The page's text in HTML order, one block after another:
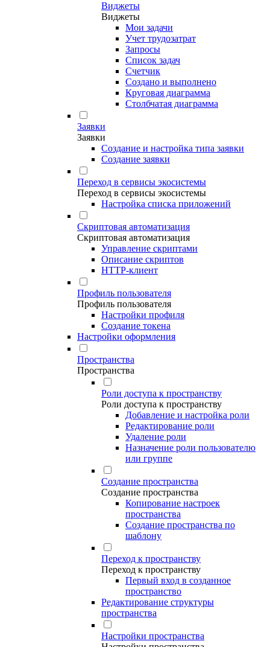
Виджеты
Виджеты
Мои задачи
Учет трудозатрат
Запросы
Список задач
Счетчик
Создано и выполнено
Круговая диаграмма
Столбчатая диаграмма
Заявки
Заявки
Создание и настройка типа заявки
Создание заявки
Переход в сервисы экосистемы
Переход в сервисы экосистемы
Настройка списка приложений
Скриптовая автоматизация
Скриптовая автоматизация
Управление скриптами
Описание скриптов
HTTP-клиент
Профиль пользователя
Профиль пользователя
Настройки профиля
Создание токена
Настройки оформления
Пространства
Пространства
Роли доступа к пространству
Роли доступа к пространству
Добавление и настройка роли
Редактирование роли
Удаление роли
Назначение роли пользователю
или группе
Создание пространства
Создание пространства
Копирование настроек
пространства
Создание пространства по
шаблону
Переход к пространству
Переход к пространству
Первый вход в созданное
пространство
Редактирование структуры
пространства
Настройки пространства